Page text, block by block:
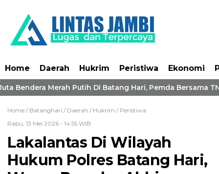
Home Daerah Hukrim Peristiwa Ekonomi
Bendera Merah Putih Di Batang Hari, Pemda Bersama
Home / Batanghari / Daerah / Hukrim / Peristiwa
Rabu, 13 Mei 2026 - 14:55 WIB
Lakalantas Di Wilayah
Hukum Polres Batang Hari,